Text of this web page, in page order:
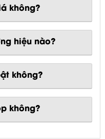
không?
hiệu nào?
không?
không?